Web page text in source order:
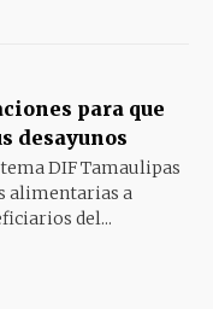
para que
desayunos
DIF Tamaulipas
alimentarias a
del...